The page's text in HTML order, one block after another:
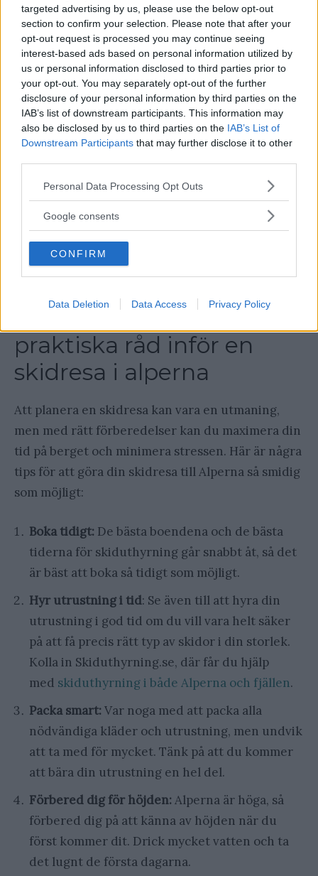
targeted advertising by us, please use the below opt-out
section to confirm your selection. Please note that after your
opt-out request is processed you may continue seeing
interest-based ads based on personal information utilized by
us or personal information disclosed to third parties prior to
your opt-out. You may separately opt-out of the further
disclosure of your personal information by third parties on the
IAB’s list of downstream participants. This information may
also be disclosed by us to third parties on the IAB’s List of
Downstream Participants that may further disclose it to other
Please note that this website/app uses one or more Google
not limited to your visit or usage behaviour. You may click to
use your data for below specified purposes in below Google
consent section.
Personal Data Processing Opt Outs
Google consents
CONFIRM
Data Deletion Data Access Privacy Policy
Enormt skidområde med en stor variation av
terränger
Rikt utbud av aktiviteter utanför backarna
Allmänna tips och
praktiska råd inför en
skidresa i alperna
Att planera en skidresa kan vara en utmaning,
men med rätt förberedelser kan du maximera din
tid på berget och minimera stressen. Här är några
tips för att göra din skidresa till Alperna så smidig
som möjligt:
Boka tidigt: De bästa boendena och de bästa
tiderna för skiduthyrning går snabbt åt, så det
är bäst att boka så tidigt som möjligt.
Hyr utrustning i tid: Se även till att hyra din
utrustning i god tid om du vill vara helt säker
på att få precis rätt typ av skidor i din storlek.
Kolla in Skiduthyrning.se, där får du hjälp
med skiduthyrning i både Alperna och fjällen.
Packa smart: Var noga med att packa alla
nödvändiga kläder och utrustning, men undvik
att ta med för mycket. Tänk på att du kommer
att bära din utrustning en hel del.
Förbered dig för höjden: Alperna är höga, så
förbered dig på att känna av höjden när du
först kommer dit. Drick mycket vatten och ta
det lugnt de första dagarna.